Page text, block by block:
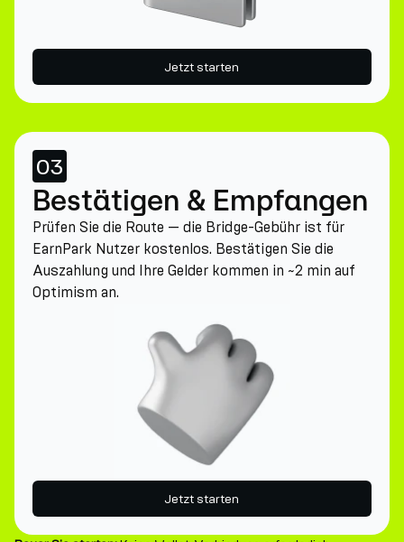
Jetzt starten
03
Bestätigen & Empfangen
Prüfen Sie die Route — die Bridge-Gebühr ist für
EarnPark Nutzer kostenlos. Bestätigen Sie die
Auszahlung und Ihre Gelder kommen in ~2 min auf
Optimism an.
Jetzt starten